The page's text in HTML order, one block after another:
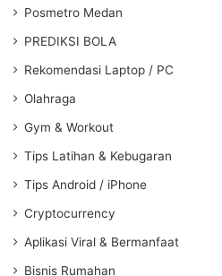
Posmetro Medan
PREDIKSI BOLA
Rekomendasi Laptop / PC
Olahraga
Gym & Workout
Tips Latihan & Kebugaran
Tips Android / iPhone
Cryptocurrency
Aplikasi Viral & Bermanfaat
Bisnis Rumahan